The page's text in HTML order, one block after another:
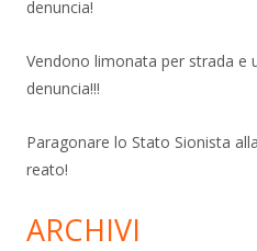
denuncia!
Vendono limonata per strada e
denuncia!!!
Paragonare lo Stato Sionista
reato!
ARCHIVI